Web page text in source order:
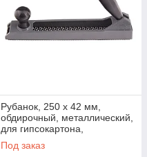
Рубанок, 250 х 42 мм,
обдирочный, металлический,
для гипсокартона,
переставная ручка Matrix
879165
Под заказ